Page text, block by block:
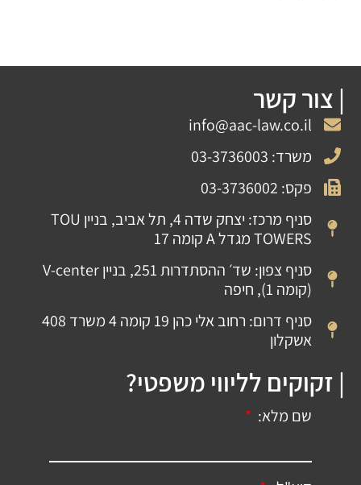
| צור קשר
info@aac-law.co.il
משרד: 03-3736003
פקס: 03-3736002
סניף מרכז: יצחק שדה 4, תל אביב, בניין TOU
TOWERS מגדל A קומה 17
סניף צפון: שד׳ ההסתדרות 251, בניין V-center
(קומה 1), חיפה
סניף דרום: רחוב אלי כהן 19 קומה 4 משרד 408
אשקלון
| זקוקים לליווי משפטי?
שם מלא: